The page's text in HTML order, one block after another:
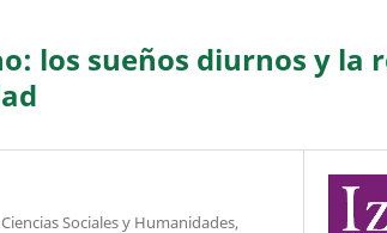
los sueños diurnos y la
Sociales y Humanidades,